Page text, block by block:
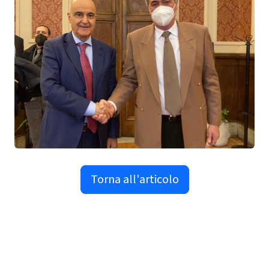
Torna all'articolo